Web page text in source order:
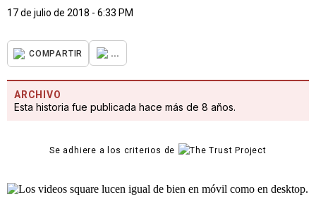
17 de julio de 2018 - 6:33 PM
COMPARTIR ...
ARCHIVO
Esta historia fue publicada hace más de 8 años.
Se adhiere a los criterios de